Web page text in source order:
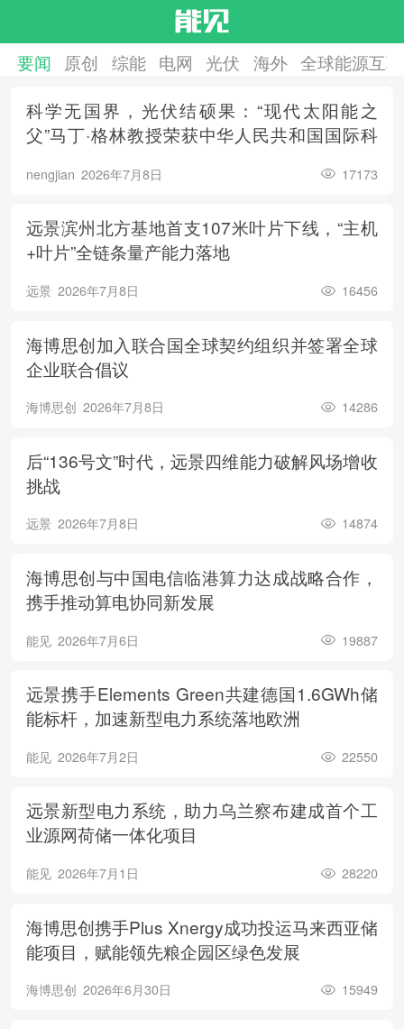
要闻 原创 综能 电网 光伏 海外 全球能源互
科学无国界，光伏结硕果：“现代太阳能之
父”马丁·格林教授荣获中华人民共和国国际科
nengjian 2026年7月8日 17173
远景滨州北方基地首支107米叶片下线，“主机
+叶片”全链条量产能力落地
远景 2026年7月8日 16456
海博思创加入联合国全球契约组织并签署全球
企业联合倡议
海博思创 2026年7月8日 14286
后“136号文”时代，远景四维能力破解风场增收
挑战
远景 2026年7月8日 14874
海博思创与中国电信临港算力达成战略合作，
携手推动算电协同新发展
能见 2026年7月6日 19887
远景携手Elements Green共建德国1.6GWh储
能标杆，加速新型电力系统落地欧洲
能见 2026年7月2日 22550
远景新型电力系统，助力乌兰察布建成首个工
业源网荷储一体化项目
能见 2026年7月1日 28220
海博思创携手Plus Xnergy成功投运马来西亚储
能项目，赋能领先粮企园区绿色发展
海博思创 2026年6月30日 15949